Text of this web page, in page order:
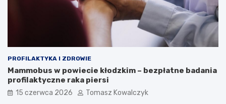
PROFILAKTYKA I ZDROWIE
Mammobus w powiecie kłodzkim – bezpłatne badania
profilaktyczne raka piersi
15 czerwca 2026 Tomasz Kowalczyk